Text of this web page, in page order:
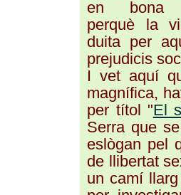
en bona
perquè la
duita per
prejudicis
I vet aquí
magnífica,
per títol "El
Serra que
eslògan pel
de llibertat
un camí